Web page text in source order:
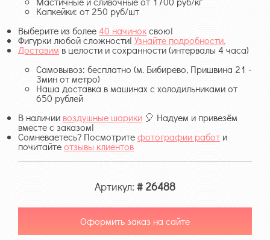
Капкейки: от 250 руб/шт
Выберите из более 40 начиноксвою!
Фигурки любой сложности! Узнайте подробности.
Доставим в целости и сохранности (интервалы 4 часа)
Самовывоз: бесплатно (м. Бибирево, Пришвина 21 -
3мин от метро)
Наша доставка в машинах с холодильниками от
650 рублей
В наличии воздушные шарики 🎈 Надуем и привезём
вместе с заказом!
Сомневаетесь? Посмотритефотографии работ и
почитайтеотзывы клиентов
Артикул: # 26488
Оформить заказ на сайте